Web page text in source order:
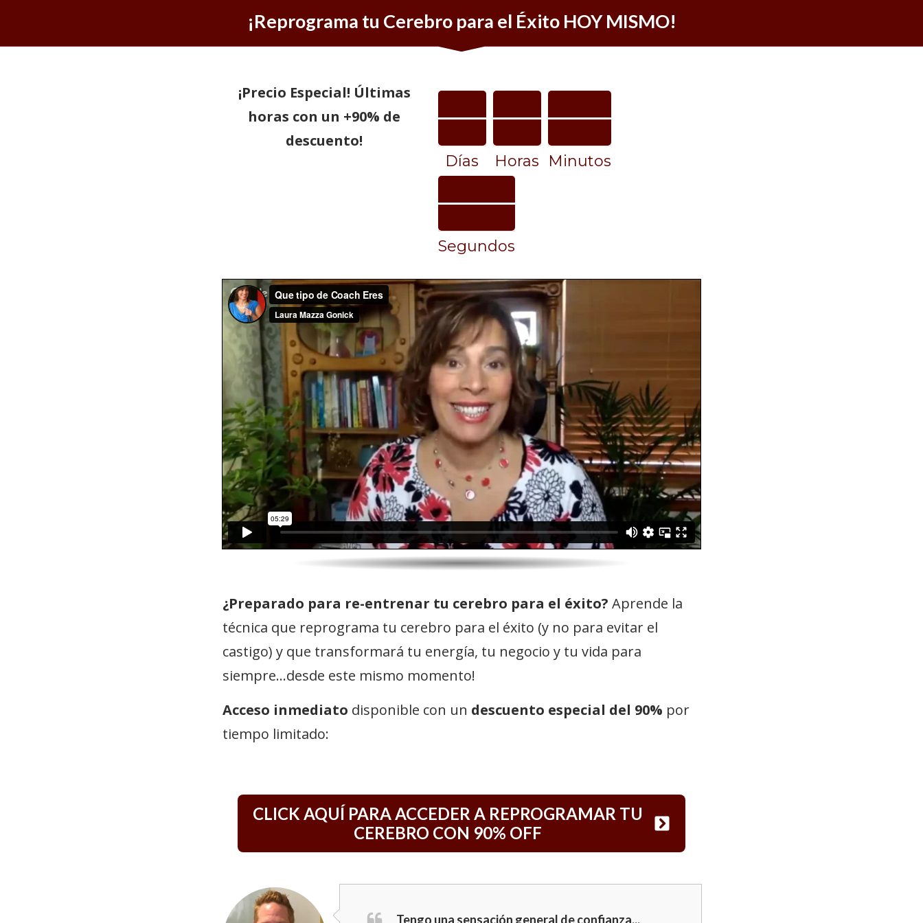
¡Reprograma tu Cerebro para el Éxito HOY MISMO!
¡Precio Especial! Últimas
horas con un +90% de
descuento!
Días
Horas Minutos
Segundos
¿Preparado para re-entrenar tu cerebro para el éxito? Aprende la
técnica que reprograma tu cerebro para el éxito (y no para evitar el
castigo) y que transformará tu energía, tu negocio y tu vida para
siempre...desde este mismo momento!
Acceso inmediato disponible con un descuento especial del 90% por
tiempo limitado:
CLICK AQUÍ PARA ACCEDER A REPROGRAMAR TU
CEREBRO CON 90% OFF
Tengo una sensación general de confianza...